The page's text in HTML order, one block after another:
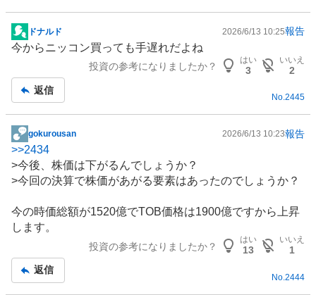
掲
示
事
ドナルド 2026/6/13 10:25報告
今からニッコン買っても手遅れだよね
投資の参考になりましたか？
はい
3
いいえ
2
返信
No.2445
掲
示
板
記
gokurousan 2026/6/13 10:23報告
>>2434
>今後、株価は下がるんでしょうか？
>今回の決算で株価があがる要素はあったのでしょうか？
今の時価総額が1520億でTOB価格は1900億ですから上昇
します。
投資の参考になりましたか？
はい
13
いいえ
1
返信
No. 2444